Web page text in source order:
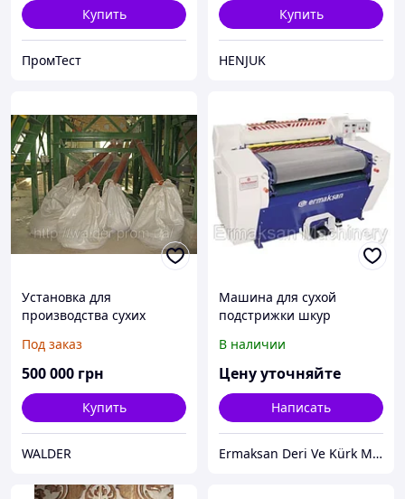
Купить
ПромТест
Купить
HENJUK
Установка для
производства сухих
Под заказ
500 000 грн
Купить
WALDER
Машина для сухой
подстрижки шкур
В наличии
Цену уточняйте
Написать
Ermaksan Deri Ve Kürk Makineleri A. Ş.